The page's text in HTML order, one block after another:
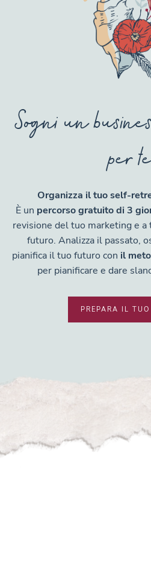
Sogni un
per
Organizza il tuo self-
È un percorso gratuito di 3
revisione del tuo marketing e
futuro. Analizza il passato,
pianifica il tuo futuro con il
per pianificare e dare
PREPARA IL